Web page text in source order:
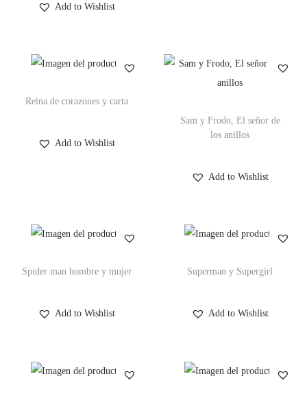
Add to Wishlist
Reina de corazones y carta
Add to Wishlist
Sam y Frodo, El señor de
los anillos
Add to Wishlist
Spider man hombre y mujer
Add to Wishlist
Superman y Supergirl
Add to Wishlist